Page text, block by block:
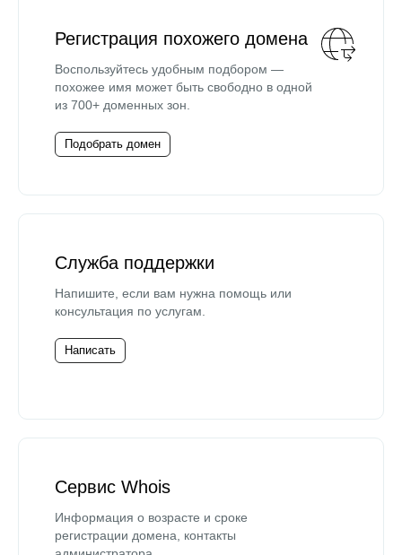
Регистрация похожего домена
Воспользуйтесь удобным подбором —
похожее имя может быть свободно в одной
из 700+ доменных зон.
Подобрать домен
Служба поддержки
Напишите, если вам нужна помощь или
консультация по услугам.
Написать
Сервис Whois
Информация о возрасте и сроке
регистрации домена, контакты